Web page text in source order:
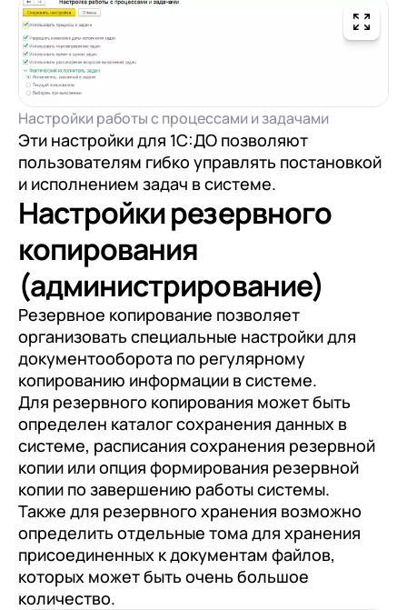
Настройки работы с процессами и задачами
Эти настройки для 1С:ДО позволяют
пользователям гибко управлять постановкой
и исполнением задач в системе.
Настройки резервного
копирования
(администрирование)
Резервное копирование позволяет
организовать специальные настройки для
документооборота по регулярному
копированию информации в системе.
Для резервного копирования может быть
определен каталог сохранения данных в
системе, расписания сохранения резервной
копии или опция формирования резервной
копии по завершению работы системы.
Также для резервного хранения возможно
определить отдельные тома для хранения
присоединенных к документам файлов,
которых может быть очень большое
количество.